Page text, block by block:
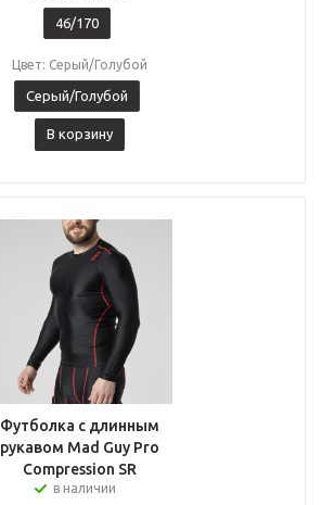
46/170
Цвет: Серый/Голубой
Серый/Голубой
В корзину
Футболка с длинным
рукавом Mad Guy Pro
Compression SR
в наличии